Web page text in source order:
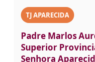
TJ APARECIDA
Padre Marlos
Superior
Senhora